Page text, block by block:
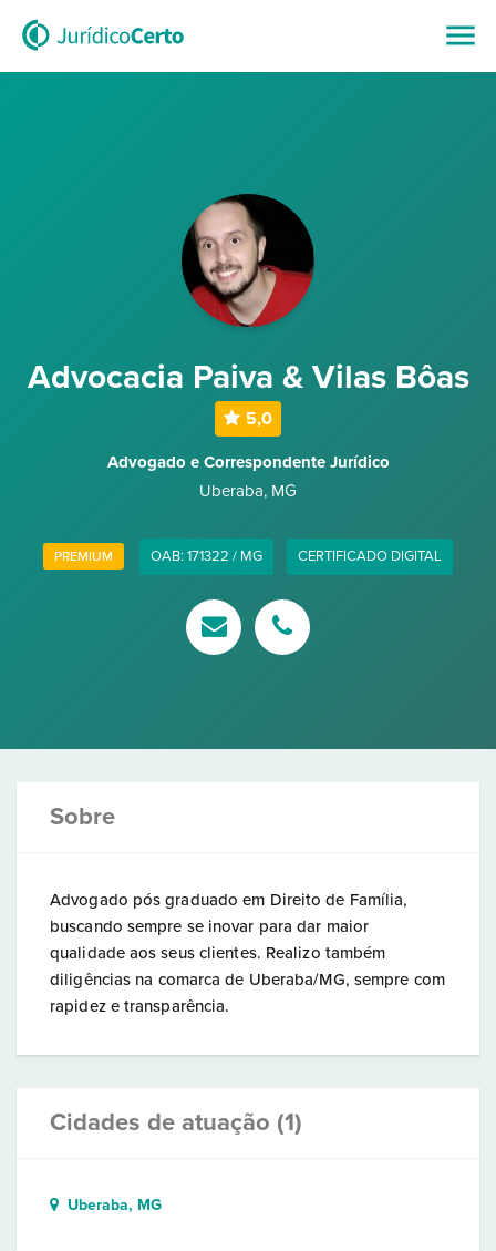
Advocacia Paiva & Vilas Bôas
5,0
Advogado e Correspondente Jurídico
Uberaba, MG
PREMIUM OAB: 171322 / MG CERTIFICADO DIGITAL
Sobre
Advogado pós graduado em Direito de Família,
buscando sempre se inovar para dar maior
qualidade aos seus clientes. Realizo também
diligências na comarca de Uberaba/MG, sempre com
rapidez e transparência.
Cidades de atuação (1)
Uberaba, MG